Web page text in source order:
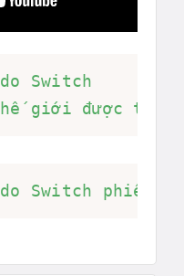
Switch
thế giới được
Switch phiên